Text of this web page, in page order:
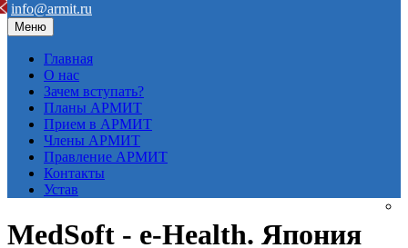
info@armit.ru
Меню
Главная
О нас
Зачем вступать?
Планы АРМИТ
Прием в АРМИТ
Члены АРМИТ
Правление АРМИТ
Контакты
Устав
MedSoft - e-Health. Япония